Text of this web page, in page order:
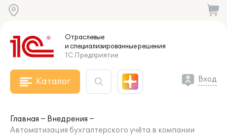
Отраслевые
и специализированныерешения
1С:Предприятие
Каталог Вход
Главная
Внедрения
Автоматизация бухгалтерского учёта в компании